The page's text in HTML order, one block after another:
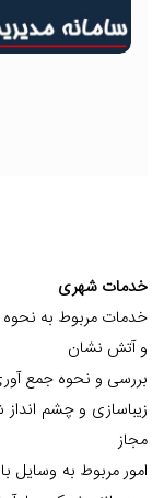
خدمات شهری
خدمات مربوط به نحوه
و آتش نشان
بررسی و نحوه جمع
زیباسازی و چشم
مجاز
امور مربوط به وسایل